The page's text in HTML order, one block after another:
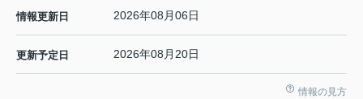
情報更新日 2026年08月06日
更新予定日 2026年08月20日
情報の見方